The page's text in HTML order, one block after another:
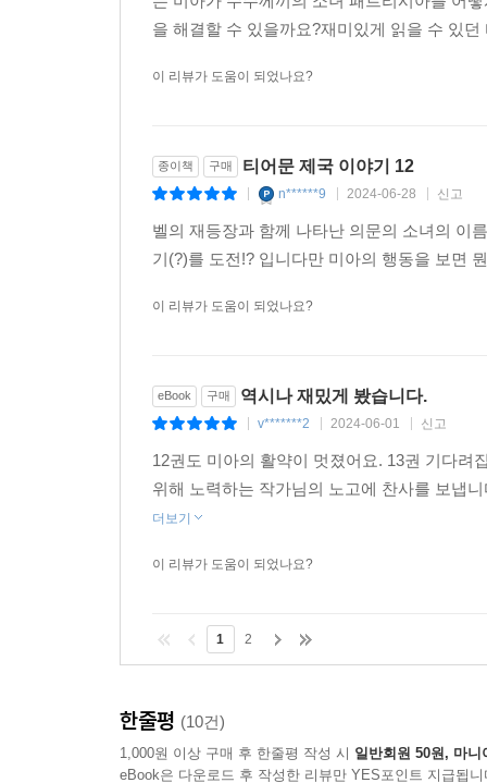
을 해결할 수 있을까요?재미있게 읽을 수 있
이 리뷰가 도움이 되었나요?
종이책 구매 티어문 제국 이야기 12
n******9 2024-06-28 신고
벨의 재등장과 함께 나타난 의문의 소녀의 이
기(?)를 도전!? 입니다만 미아의 행동을 보면
이 리뷰가 도움이 되었나요?
eBook 구매 역시나 재밌게 봤습니다.
v*******2 2024-06-01 신고
12권도 미아의 활약이 멋졌어요. 13권 기다려
위해 노력하는 작가님의 노고에 찬사를 보냅
더보기
이 리뷰가 도움이 되었나요?
1 2
한줄평 (10건)
1,000원 이상 구매 후 한줄평 작성 시 일반회원 50원, 마니
eBook은 다운로드 후 작성한 리뷰만 YES포인트 지급됩니